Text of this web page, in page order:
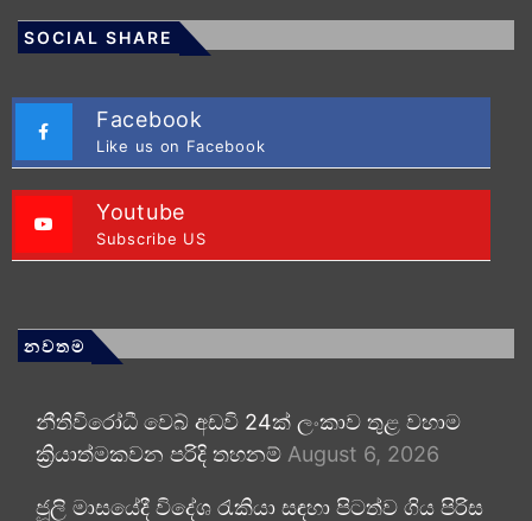
SOCIAL SHARE
Facebook
Like us on Facebook
Youtube
Subscribe US
නවතම
නීතිවිරෝධී වෙබ් අඩවි 24ක් ලංකාව තුළ වහාම
ක්‍රියාත්මකවන පරිදි තහනම් August 6, 2026
ජූලි මාසයේදී විදේශ රැකියා සඳහා පිටත්ව ගිය පිරිස